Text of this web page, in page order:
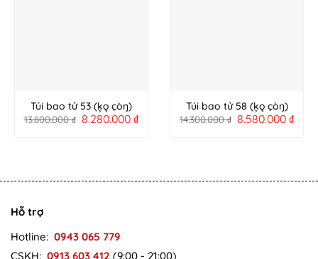
Túi bao tử 53 (ķǫ çòŋ)
13.800.000₫ 8.280.000₫
Túi bao tử 58 (ķǫ çòŋ)
14.300.000₫ 8.580.000₫
Hỗ trợ
Hotline: 0943 065 779
CSKH: 0913 603 412 (9:00 - 21:00)